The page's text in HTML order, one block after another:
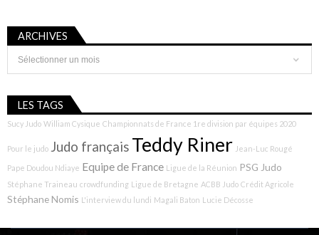
ARCHIVES
Archives
LES TAGS
Sucy Judo William Cysique Championnats de France 1re division par équipes 2020
Pour le judo Judo français Teddy Riner Jean-Luc Rougé
Pape Doudou Ndiaye Equipe de France Ligue de la Réunion PSG Judo
Stéphane Traineau crowdfunding Ligue de Bretagne ACBB Judo Crédit Agricole
Stéphane Nomis L'interview du lundi Magali Baton Lucie Décosse